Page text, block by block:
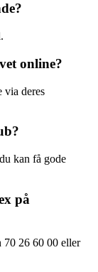
online?
via deres
kan få gode
på
70 26 60 00 eller